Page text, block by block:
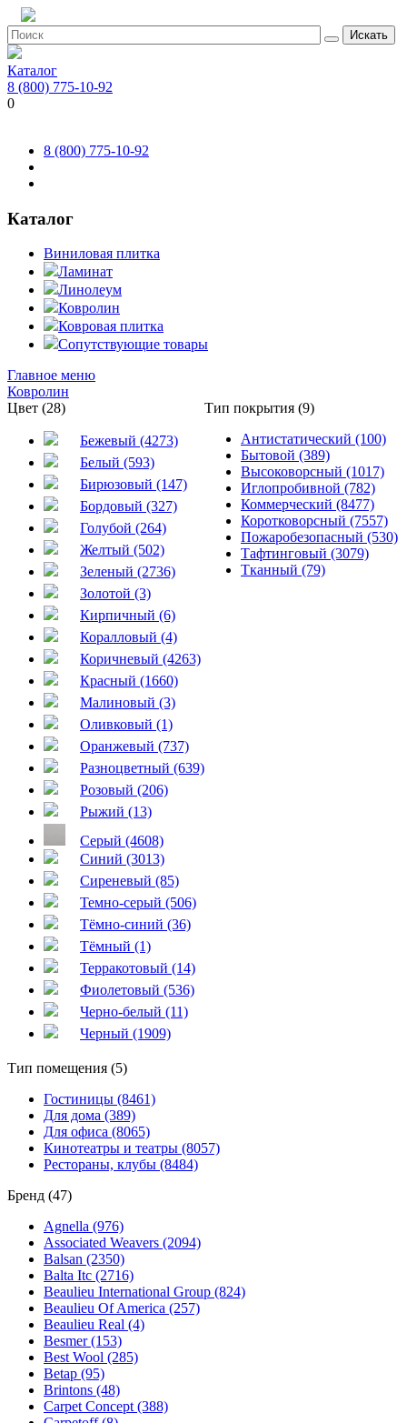
Искать
Каталог
8 (800) 775-10-92
0
8 (800) 775-10-92
Каталог
Виниловая плитка
Ламинат
Линолеум
Ковролин
Ковровая плитка
Сопутствующие товары
Главное меню
Ковролин
Цвет (28)
Бежевый (4273)
Белый (593)
Бирюзовый (147)
Бордовый (327)
Голубой (264)
Желтый (502)
Зеленый (2736)
Золотой (3)
Кирпичный (6)
Коралловый (4)
Коричневый (4263)
Красный (1660)
Малиновый (3)
Оливковый (1)
Оранжевый (737)
Разноцветный (639)
Розовый (206)
Рыжий (13)
Серый (4608)
Синий (3013)
Сиреневый (85)
Темно-серый (506)
Тёмно-синий (36)
Тёмный (1)
Терракотовый (14)
Фиолетовый (536)
Черно-белый (11)
Черный (1909)
Тип покрытия (9)
Антистатический (100)
Бытовой (389)
Высоковорсный (1017)
Иглопробивной (782)
Коммерческий (8477)
Коротковорсный (7557)
Пожаробезопасный (530)
Тафтинговый (3079)
Тканный (79)
Тип помещения (5)
Гостиницы (8461)
Для дома (389)
Для офиса (8065)
Кинотеатры и театры (8057)
Рестораны, клубы (8484)
Бренд (47)
Agnella (976)
Associated Weavers (2094)
Balsan (2350)
Balta Itc (2716)
Beaulieu International Group (824)
Beaulieu Of America (257)
Beaulieu Real (4)
Besmer (153)
Best Wool (285)
Betap (95)
Brintons (48)
Carpet Concept (388)